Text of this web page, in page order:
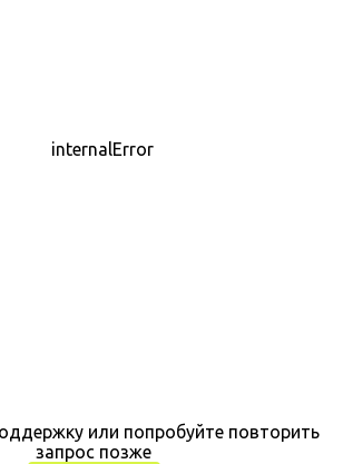
или попробуйте повторить
запрос позже